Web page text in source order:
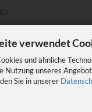
verwendet
und ähnliche
Nutzung unseres
Sie in unserer